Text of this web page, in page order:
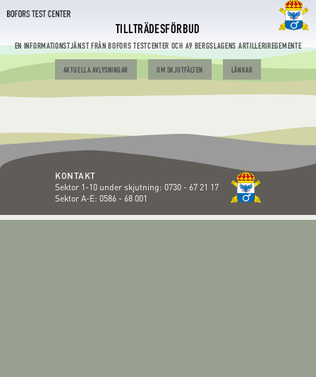
TILLTRÄDESFÖRBUD
EN INFORMATIONSTJÄNST FRÅN BOFORS TESTCENTER OCH A9 BERGSLAGENS ARTILLERIREGEMENTE
AKTUELLA AVLYSNINGAR OM SKJUTFÄLTEN LÄNKAR
KONTAKT
Sektor 1-10 under skjutning: 0730 - 67 21 17
Sektor A-E: 0586 - 68 001